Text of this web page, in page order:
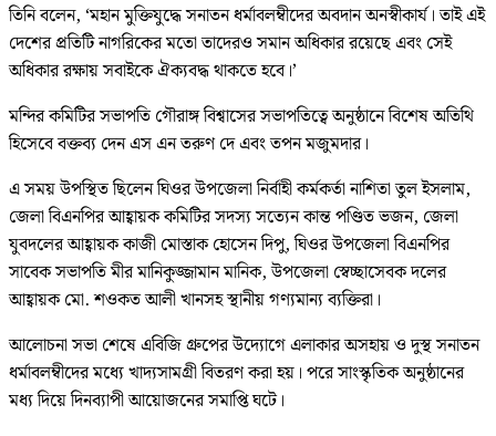
তিনি বলেন, ‘মহান মুক্তিযুদ্ধে সনাতন ধর্মাবলম্বীদের অবদান অনস্বীকার্য। তাই এই
দেশের প্রতিটি নাগরিকের মতো তাদেরও সমান অধিকার রয়েছে এবং সেই
অধিকার রক্ষায় সবাইকে ঐক্যবদ্ধ থাকতে হবে।’
মন্দির কমিটির সভাপতি গৌরাঙ্গ বিশ্বাসের সভাপতিত্বে অনুষ্ঠানে বিশেষ অতিথি
হিসেবে বক্তব্য দেন এস এন তরুণ দে এবং তপন মজুমদার।
এ সময় উপস্থিত ছিলেন ঘিওর উপজেলা নির্বাহী কর্মকর্তা নাশিতা তুল ইসলাম,
জেলা বিএনপির আহ্বায়ক কমিটির সদস্য সত্যেন কান্ত পণ্ডিত ভজন, জেলা
যুবদলের আহ্বায়ক কাজী মোস্তাক হোসেন দিপু, ঘিওর উপজেলা বিএনপির
সাবেক সভাপতি মীর মানিকুজ্জামান মানিক, উপজেলা স্বেচ্ছাসেবক দলের
আহ্বায়ক মো. শওকত আলী খানসহ স্থানীয় গণ্যমান্য ব্যক্তিরা।
আলোচনা সভা শেষে এবিজি গ্রুপের উদ্যোগে এলাকার অসহায় ও দুস্থ সনাতন
ধর্মাবলম্বীদের মধ্যে খাদ্যসামগ্রী বিতরণ করা হয়। পরে সাংস্কৃতিক অনুষ্ঠানের
মধ্য দিয়ে দিনব্যাপী আয়োজনের সমাপ্তি ঘটে।